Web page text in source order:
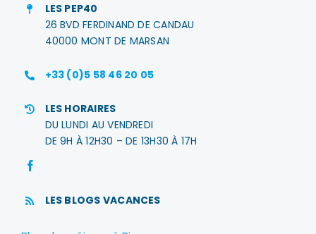
LES PEP40
26 BVD FERDINAND DE CANDAU
40000 MONT DE MARSAN
+33 (0)5 58 46 20 05
LES HORAIRES
DU LUNDI AU VENDREDI
DE 9H À 12H30 – DE 13H30 À 17H
LES BLOGS VACANCES